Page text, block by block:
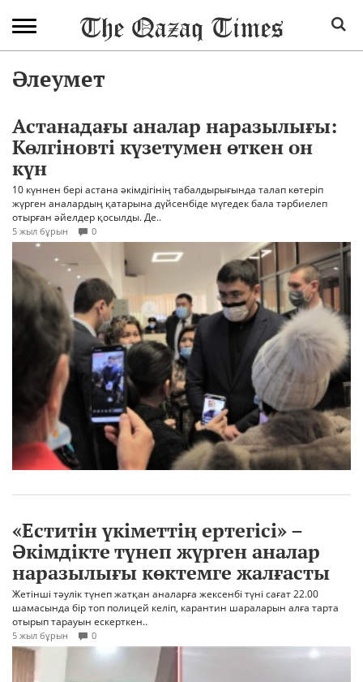
Әлеумет
Астанадағы аналар наразылығы:
Көлгіновті күзетумен өткен он
күн
10 күннен бері астана әкімдігінің табалдырығында талап көтеріп
жүрген аналардың қатарына дүйсенбіде мүгедек бала тәрбиелеп
отырған әйелдер қосылды. Де..
5 жыл бұрын 0
«Еститін үкіметтің ертегісі» –
Әкімдікте түнеп жүрген аналар
наразылығы көктемге жалғасты
Жетінші тәулік түнеп жатқан аналарға жексенбі түні сағат 22.00
шамасында бір топ полицей келіп, карантин шараларын алға тарта
отырып тарауын ескерткен..
5 жыл бұрын 0